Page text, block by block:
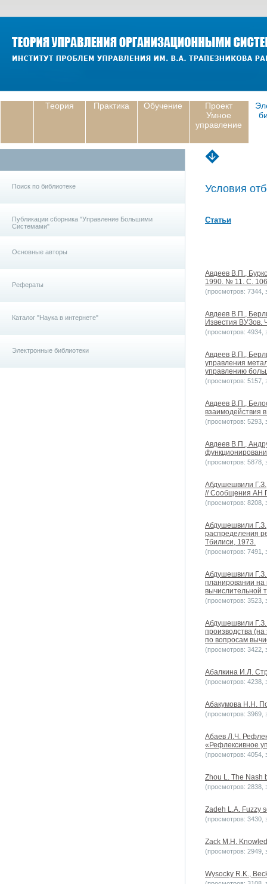
Теория Практика Обучение
Проект
Умное
управление
Поиск по библиотеке
Публикации сборника "Управление Большими
Системами"
Основные авторы
Рефераты
Каталог "Наука в интернете"
Электронные библиотеки
Условия
Статьи
Авдеев В.П.,
1990. № 11. С.
(просмотров: 7344,
Авдеев В.П.,
Известия ВУЗов.
(просмотров: 4934,
Авдеев В.П.,
управления
управлению
(просмотров: 5157,
Авдеев В.П.,
взаимодействия
(просмотров: 5293,
Авдеев В.П.,
(просмотров: 5878,
Абдушешвили
// Сообщения АН
(просмотров: 8208,
Абдушешвили
распределения
Тбилиси, 1973.
(просмотров: 7491,
Абдушешвили
планировании на
вычислительной
(просмотров: 3523,
Абдушешвили Г.З.
производства
по вопросам
(просмотров: 3422,
Абалкина И.Л.
(просмотров: 4238,
Абакумова Н.Н.
(просмотров: 3969,
Абаев Л.Ч.
«Рефлексивное
(просмотров: 4054,
Zhou L. The Nash
(просмотров: 2838,
Zadeh L.A. Fuzzy
(просмотров: 3430,
Zack M.H.
(просмотров: 2949,
Wysocky R.K.,